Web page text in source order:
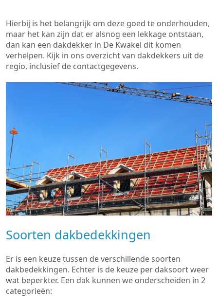
Hierbij is het belangrijk om deze goed te onderhouden,
maar het kan zijn dat er alsnog een lekkage ontstaan,
dan kan een dakdekker in De Kwakel dit komen
verhelpen. Kijk in ons overzicht van dakdekkers uit de
regio, inclusief de contactgegevens.
Soorten dakbedekkingen
Er is een keuze tussen de verschillende soorten
dakbedekkingen. Echter is de keuze per daksoort weer
wat beperkter. Een dak kunnen we onderscheiden in 2
categorieën: